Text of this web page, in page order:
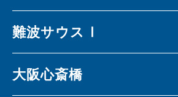
難波サウスⅠ
大阪心斎橋